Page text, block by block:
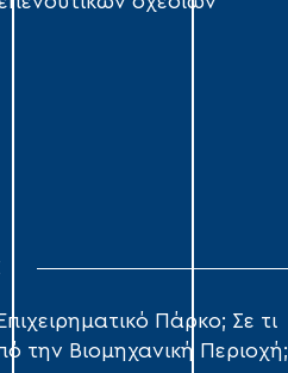
Πάρκο; Σε τι
την Βιομηχανική Περιοχή;